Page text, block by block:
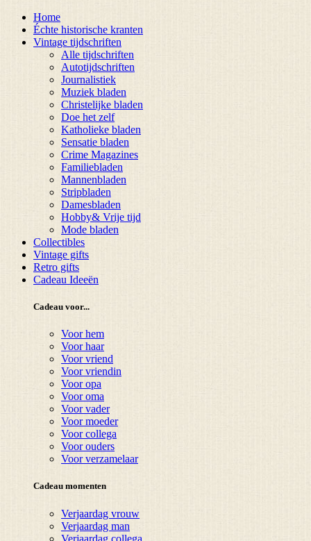
Home
Échte historische kranten
Vintage tijdschriften
Alle tijdschriften
Autotijdschriften
Journalistiek
Muziek bladen
Christelijke bladen
Doe het zelf
Katholieke bladen
Sensatie bladen
Crime Magazines
Familiebladen
Mannenbladen
Stripbladen
Damesbladen
Hobby& Vrije tijd
Mode bladen
Collectibles
Vintage gifts
Retro gifts
Cadeau Ideeën
Cadeau voor...
Voor hem
Voor haar
Voor vriend
Voor vriendin
Voor opa
Voor oma
Voor vader
Voor moeder
Voor collega
Voor ouders
Voor verzamelaar
Cadeau momenten
Verjaardag vrouw
Verjaardag man
Verjaardag collega